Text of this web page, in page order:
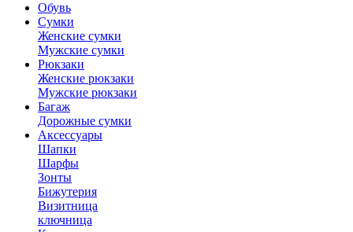
Обувь
Сумки
Женские сумки
Мужские сумки
Рюкзаки
Женские рюкзаки
Мужские рюкзаки
Багаж
Дорожные сумки
Аксессуары
Шапки
Шарфы
Зонты
Бижутерия
Визитница
ключница